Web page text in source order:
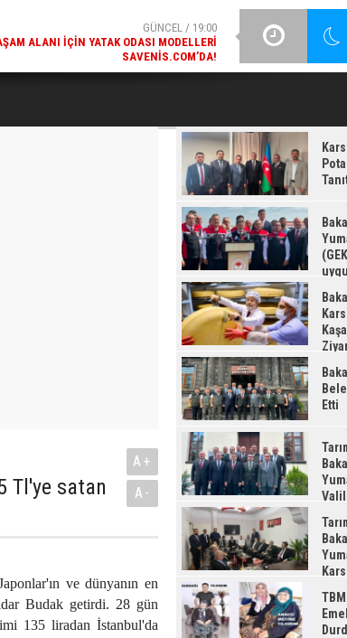
GÜNCEL / 18:38
POTANSIYELI BAKÜ'DE TANITILDI
BAKAN
Tl'ye satan
A+
A-
ve dünyanın en
Budak getirdi. 28 gün
135 liradan İstanbul'da
Etti
Ziyaret